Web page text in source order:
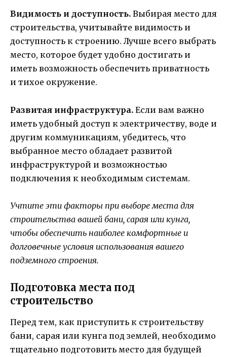
Видимость и доступность. Выбирая место для
строительства, учитывайте видимость и
доступность к строению. Лучше всего выбрать
место, которое будет удобно достигать и
иметь возможность обеспечить приватность
и тихое окружение.
Развитая инфраструктура. Если вам важно
иметь удобный доступ к электричеству, воде и
другим коммуникациям, убедитесь, что
выбранное место обладает развитой
инфраструктурой и возможностью
подключения к необходимым системам.
Учтите эти факторы при выборе места для
строительства вашей бани, сарая или кунга,
чтобы обеспечить наиболее комфортные и
долговечные условия использования вашего
подземного строения.
Подготовка места под
строительство
Перед тем, как приступить к строительству
бани, сарая или кунга под землей, необходимо
тщательно подготовить место для будущей